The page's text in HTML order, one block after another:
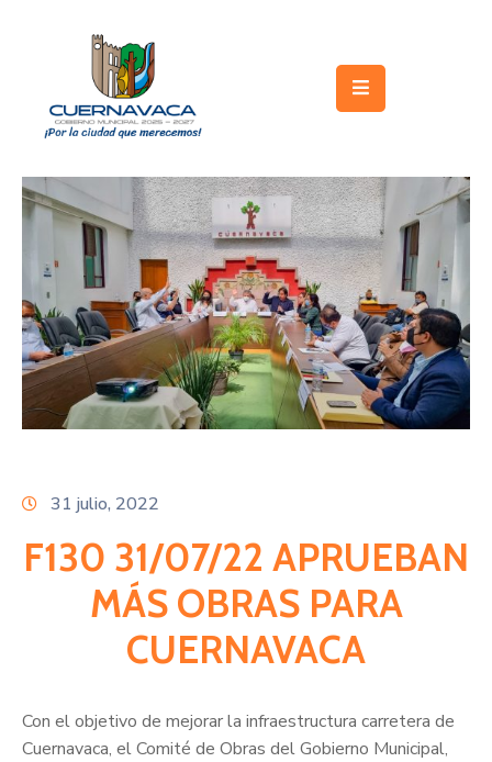
Gobierno
Turismo
Trámites
Servicios
Licitaciones
Transparencia
Citas31 julio, 2022
F130 31/07/22 APRUEBAN
MÁS OBRAS PARA
CUERNAVACA
Con el objetivo de mejorar la infraestructura carretera de
Cuernavaca, el Comité de Obras del Gobierno Municipal,